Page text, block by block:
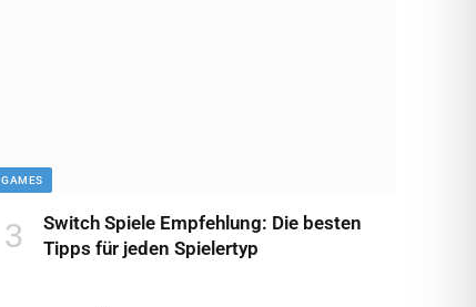
GAMES
Switch Spiele Empfehlung: Die besten
Tipps für jeden Spielertyp